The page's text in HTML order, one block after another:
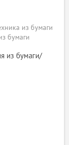
из бумаги
бумаги
из бумаги/